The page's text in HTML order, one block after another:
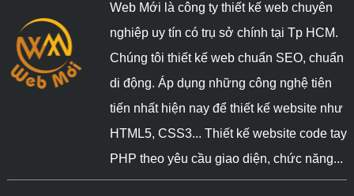
Web Mới là công ty thiết kế web chuyên
nghiệp uy tín có trụ sở chính tại Tp HCM.
Chúng tôi thiết kế web chuẩn SEO, chuẩn
di động. Áp dụng những công nghệ tiên
tiến nhất hiện nay để thiết kế website như
HTML5, CSS3... Thiết kế website code tay
PHP theo yêu cầu giao diện, chức năng...